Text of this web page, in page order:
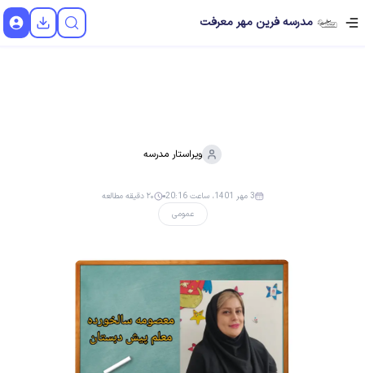
مدرسه فرین مهر معرفت
ویراستار مدرسه
عمومی
3 مهر 1401، ساعت 20:16 ۲۰ دقیقه مطالعه